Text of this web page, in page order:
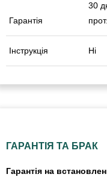
Гарантія
30
Інструкція Ні
ГАРАНТІЯ ТА БРАК
Гарантія на